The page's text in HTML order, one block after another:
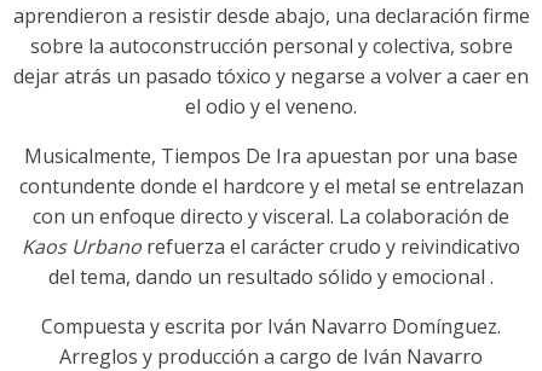
aprendieron a resistir desde abajo, una declaración firme
sobre la autoconstrucción personal y colectiva, sobre
dejar atrás un pasado tóxico y negarse a volver a caer en
el odio y el veneno.
Musicalmente, Tiempos De Ira apuestan por una base
contundente donde el hardcore y el metal se entrelazan
con un enfoque directo y visceral. La colaboración de
Kaos Urbano refuerza el carácter crudo y reivindicativo
del tema, dando un resultado sólido y emocional .
Compuesta y escrita por Iván Navarro Domínguez.
Arreglos y producción a cargo de Iván Navarro